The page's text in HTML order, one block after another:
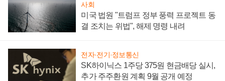
사회
미국 법원 "트럼프 정부 풍력 프로젝트 동
결 조치는 위법", 해제 명령 내려
전자·전기·정보통신
SK하이닉스 1주당 375원 현금배당 실시,
추가 주주환원 계획 9월 공개 예정